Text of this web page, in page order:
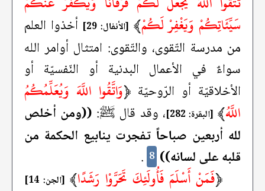
سَيِّئَاتِكُمْ وَيَغْفِرْ لَكُمْ﴾ [الأنفال: 29]
أخذوا العلم
من مدرسة التّقوى، والتّقوى: امتثال أوامر الله
سواءٌ في الأعمال البدنية أو النّفسيّة أو
الأخلاقيّة أو الرّوحيّة ﴿وَاتَّقُوا اللَّهَ وَيُعَلِّمُكُمُ
اللَّهُ﴾ [البقرة: 282] ، وقد قال ﷺ: ((ومن أخلص
لله أربعين صباحاً تفجرت ينابيع الحكمة من
قلبه على لسانه)) 8
.
﴿فَمَنْ أَسْلَمَ فَأُولَئِكَ تَحَرَّوْا رَشَدًا﴾ [الجن: 14]